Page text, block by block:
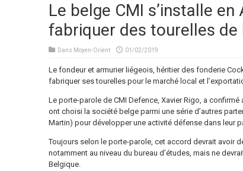
Le belge CMI s’installe
fabriquer des tourelles de
Dans Moyen-Orient 01/02/2019
Le fondeur et armurier liégeois, héritier des fonderie
fabriquer ses tourelles pour le marché local et
Le porte-parole de CMI Defence, Xavier Rigo, a
ont choisi la société belge parmi une série d’autres
Martin) pour développer une activité défense dans leur
Toujours selon le porte-parole, cet accord devrait avoir
notamment au niveau du bureau d’études, mais ne
Belgique.